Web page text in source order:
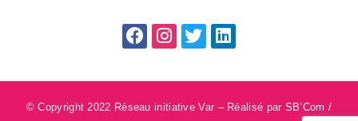
© Copyright 2022 Réseau initiative Var – Réalisé par SB’Com /